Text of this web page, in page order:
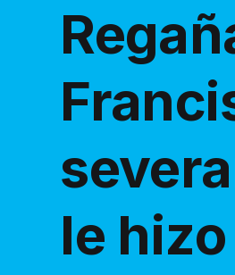
le